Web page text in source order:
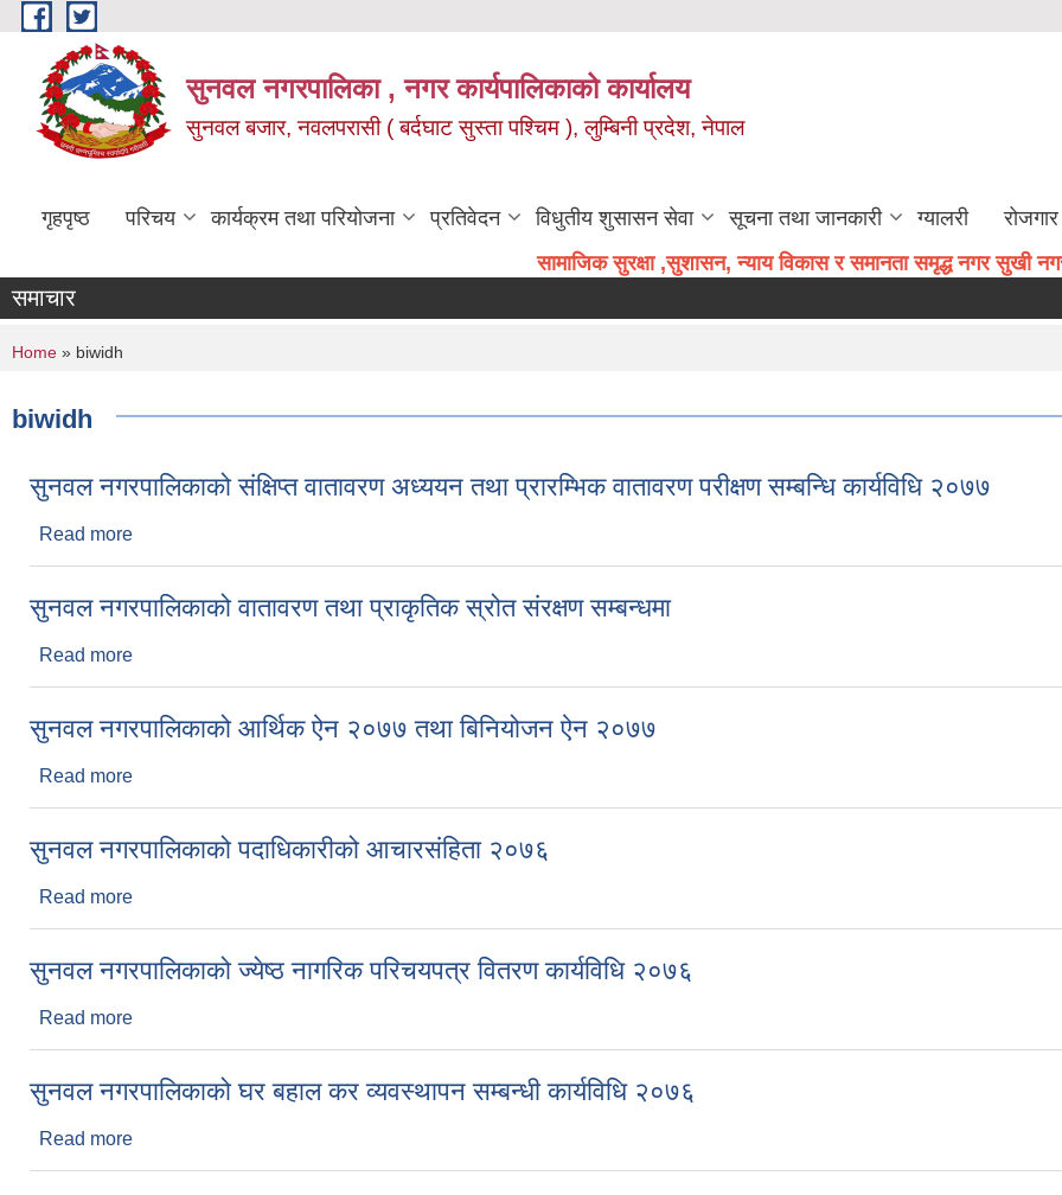
Skip to main content
सुनवल नगरपालिका , नगर कार्यपालिकाको कार्यालय
सुनवल बजार, नवलपरासी ( बर्दघाट सुस्ता पश्चिम ), लुम्बिनी प्रदेश, नेपाल
गृहपृष्ठ परिचय कार्यक्रम तथा परियोजना प्रतिवेदन विधुतीय शुसासन सेवा सूचना तथा जानकारी ग्यालरी
सामाजिक सुरक्षा ,सुशासन, न्याय विकास र समानता समृद्ध नगर सुखी
समाचार
You are here
Home » biwidh
biwidh
सुनवल नगरपालिकाको संक्षिप्त वातावरण अध्ययन तथा प्रारम्भिक वातावरण परीक्षण सम्बन्धि कार्यविधि २०७७
Read more
सुनवल नगरपालिकाको वातावरण तथा प्राकृतिक स्रोत संरक्षण सम्बन्धमा
Read more
सुनवल नगरपालिकाको आर्थिक ऐन २०७७ तथा बिनियोजन ऐन २०७७
Read more
सुनवल नगरपालिकाको पदाधिकारीको आचारसंहिता २०७६
Read more
सुनवल नगरपालिकाको ज्येष्ठ नागरिक परिचयपत्र वितरण कार्यविधि २०७६
Read more
सुनवल नगरपालिकाको घर बहाल कर व्यवस्थापन सम्बन्धी कार्यविधि २०७६
Read more